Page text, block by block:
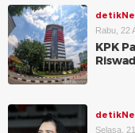
Rabu, 22
KPK
Selasa,